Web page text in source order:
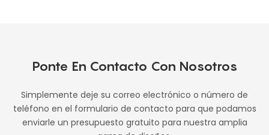
Ponte En Contacto Con Nosotros
Simplemente deje su correo electrónico o número de
teléfono en el formulario de contacto para que podamos
enviarle un presupuesto gratuito para nuestra amplia